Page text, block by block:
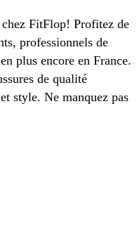
FitFlop! Profitez de
professionnels de
plus encore en France.
de qualité
style. Ne manquez pas